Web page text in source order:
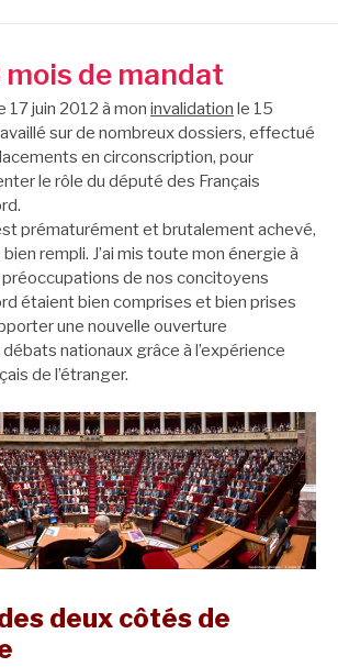
mois de mandat
17 juin 2012 à mon invalidation le 15
sur de nombreux dossiers, effectué
en circonscription, pour
le rôle du député des Français
prématurément et brutalement achevé,
rempli. J’ai mis toute mon énergie à
préoccupations de nos concitoyens
étaient bien comprises et bien prises
une nouvelle ouverture
nationaux grâce à l’expérience
de l’étranger.
deux côtés de